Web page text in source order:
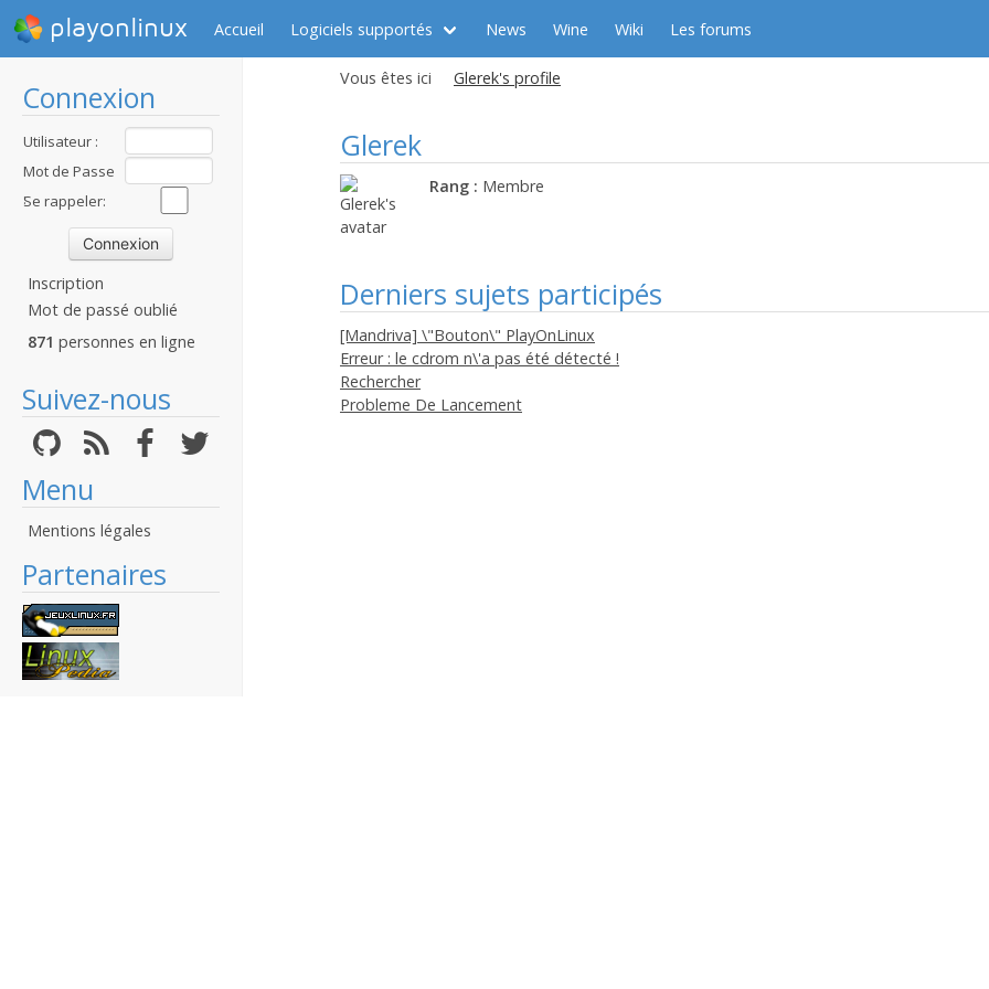
playonlinux Accueil Logiciels supportés News Wine Wiki Les forums
Connexion
Utilisateur :
Mot de Passe
:Se rappeler:
Inscription
Mot de passé oublié
871 personnes en ligne
Suivez-nous
Menu
Mentions légales
Partenaires
Vous êtes ici Glerek's profile
Glerek
Rang : Membre
Derniers sujets participés
[Mandriva] \"Bouton\" PlayOnLinux
Erreur : le cdrom n\'a pas été détecté !
Rechercher
Probleme De Lancement